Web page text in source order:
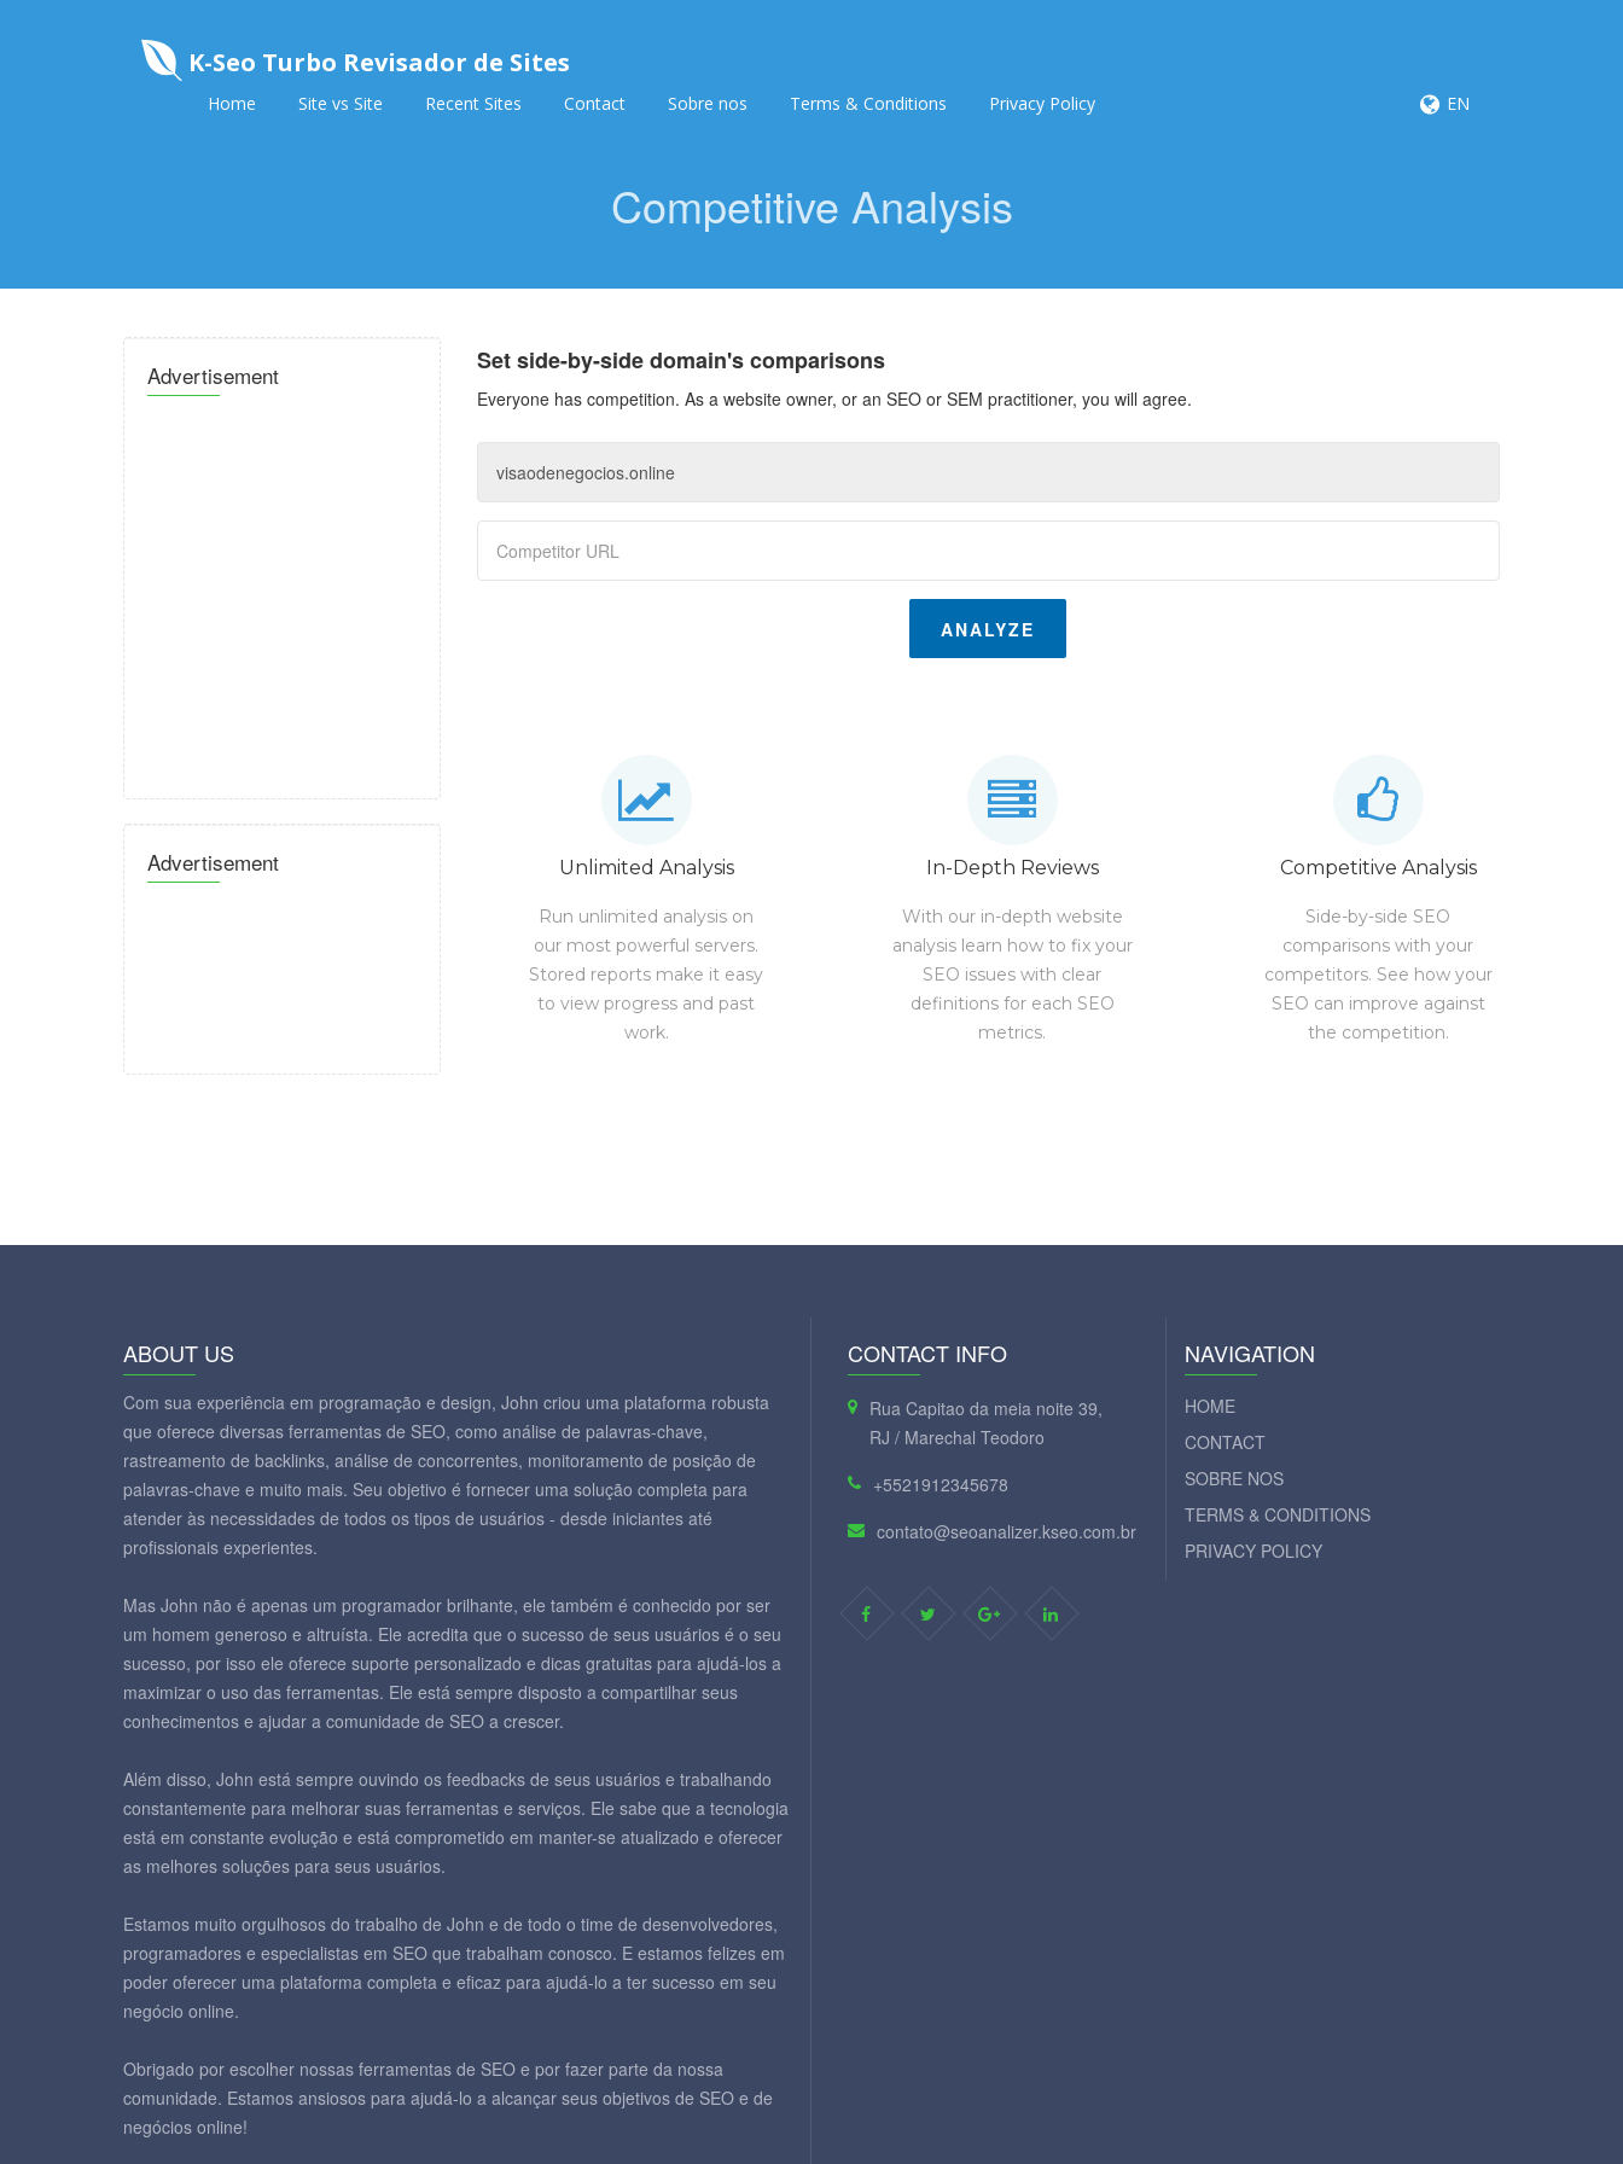
K-Seo Turbo Revisador de Sites
Home Site vs Site Recent Sites Contact Sobre nos Terms & Conditions Privacy Policy EN
Competitive Analysis
Advertisement
Advertisement
Set side-by-side domain's comparisons
Everyone has competition. As a website owner, or an SEO or SEM practitioner, you will agree.
ANALYZE
Unlimited Analysis
Run unlimited analysis on
our most powerful servers.
Stored reports make it easy
to view progress and past
work.
In-Depth Reviews
With our in-depth website
analysis learn how to fix your
SEO issues with clear
definitions for each SEO
metrics.
Competitive Analysis
Side-by-side SEO
comparisons with your
competitors. See how your
SEO can improve against
the competition.
ABOUT US
Com sua experiência em programação e design, John criou uma plataforma robusta
que oferece diversas ferramentas de SEO, como análise de palavras-chave,
rastreamento de backlinks, análise de concorrentes, monitoramento de posição de
palavras-chave e muito mais. Seu objetivo é fornecer uma solução completa para
atender às necessidades de todos os tipos de usuários - desde iniciantes até
profissionais experientes.
Mas John não é apenas um programador brilhante, ele também é conhecido por ser
um homem generoso e altruísta. Ele acredita que o sucesso de seus usuários é o seu
sucesso, por isso ele oferece suporte personalizado e dicas gratuitas para ajudá-los a
maximizar o uso das ferramentas. Ele está sempre disposto a compartilhar seus
conhecimentos e ajudar a comunidade de SEO a crescer.
Além disso, John está sempre ouvindo os feedbacks de seus usuários e trabalhando
constantemente para melhorar suas ferramentas e serviços. Ele sabe que a tecnologia
está em constante evolução e está comprometido em manter-se atualizado e oferecer
as melhores soluções para seus usuários.
Estamos muito orgulhosos do trabalho de John e de todo o time de desenvolvedores,
programadores e especialistas em SEO que trabalham conosco. E estamos felizes em
poder oferecer uma plataforma completa e eficaz para ajudá-lo a ter sucesso em seu
negócio online.
Obrigado por escolher nossas ferramentas de SEO e por fazer parte da nossa
comunidade. Estamos ansiosos para ajudá-lo a alcançar seus objetivos de SEO e de
negócios online!
CONTACT INFO
Rua Capitao da meia noite 39,
RJ / Marechal Teodoro
+5521912345678
contato@seoanalizer.kseo.com.br
NAVIGATION
HOME
CONTACT
SOBRE NOS
TERMS & CONDITIONS
PRIVACY POLICY